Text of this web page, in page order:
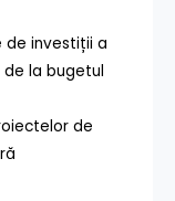
investiții a
la bugetul
de